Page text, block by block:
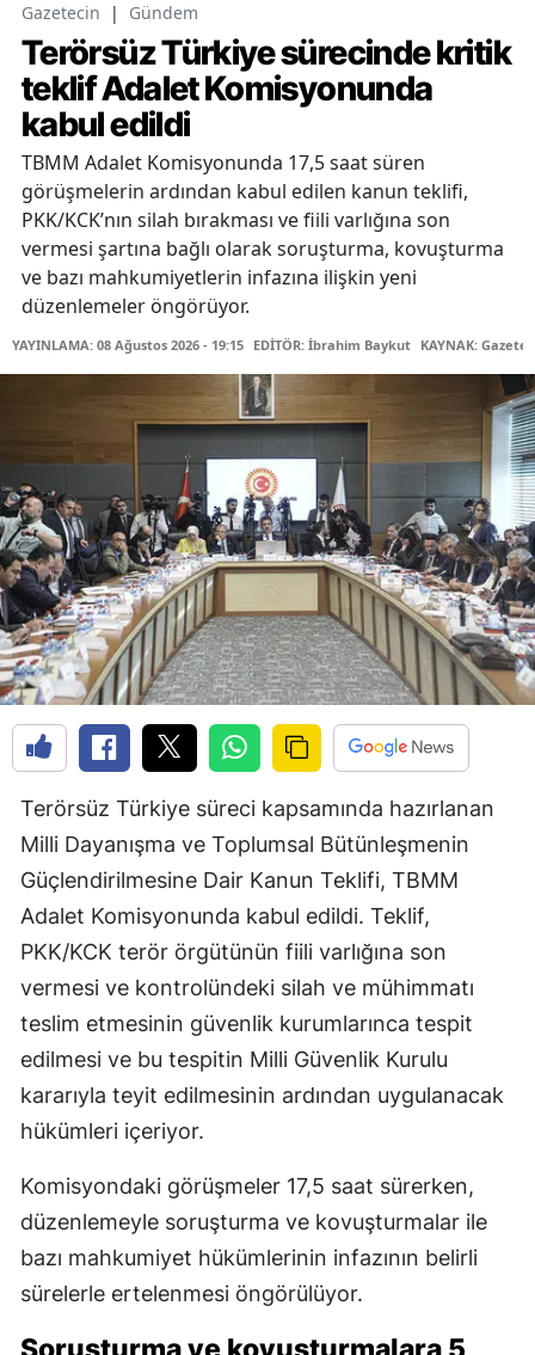
Gazetecin | Gündem
Terörsüz Türkiye sürecinde kritik
teklif Adalet Komisyonunda
kabul edildi
TBMM Adalet Komisyonunda 17,5 saat süren
görüşmelerin ardından kabul edilen kanun teklifi,
PKK/KCK’nın silah bırakması ve fiili varlığına son
vermesi şartına bağlı olarak soruşturma, kovuşturma
ve bazı mahkumiyetlerin infazına ilişkin yeni
düzenlemeler öngörüyor.
YAYINLAMA: 08 Ağustos 2026 - 19:15 EDİTÖR: İbrahim Baykut KAYNAK:
Terörsüz Türkiye süreci kapsamında hazırlanan
Milli Dayanışma ve Toplumsal Bütünleşmenin
Güçlendirilmesine Dair Kanun Teklifi, TBMM
Adalet Komisyonunda kabul edildi. Teklif,
PKK/KCK terör örgütünün fiili varlığına son
vermesi ve kontrolündeki silah ve mühimmatı
teslim etmesinin güvenlik kurumlarınca tespit
edilmesi ve bu tespitin Milli Güvenlik Kurulu
kararıyla teyit edilmesinin ardından uygulanacak
hükümleri içeriyor.
Komisyondaki görüşmeler 17,5 saat sürerken,
düzenlemeyle soruşturma ve kovuşturmalar ile
bazı mahkumiyet hükümlerinin infazının belirli
sürelerle ertelenmesi öngörülüyor.